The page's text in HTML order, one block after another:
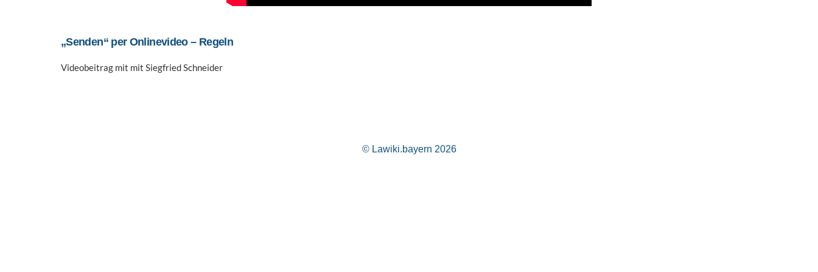
„Senden“ per Onlinevideo – Regeln
Videobeitrag mit mit Siegfried Schneider
© Lawiki.bayern 2026